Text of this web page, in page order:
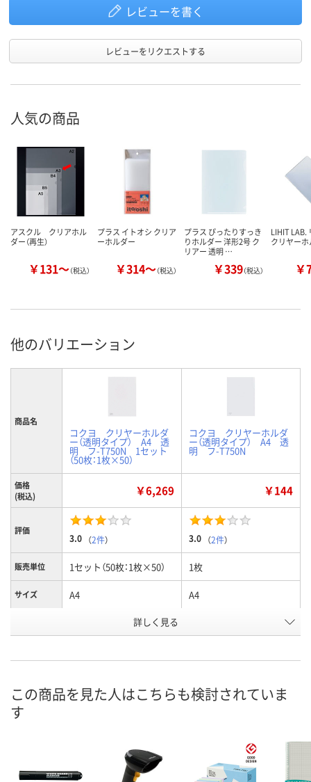
レビューを書く
レビューをリクエストする
人気の商品
アスクル クリアホル
ダー（再生）
￥131～（税込）
プラス イトオシ クリア
ーホルダー
￥314～（税込）
プラス ぴったりすっき
りホルダー 洋形2号 ク
リアー 透明 …
￥339（税込）
LIHIT LAB.
クリヤー
￥
他のバリエーション
商品名
コクヨ クリヤーホルダ
ー（透明タイプ） A4 透
明 フ-T750N 1セット
（50枚：1枚×50）
コクヨ クリヤーホルダ
ー（透明タイプ） A4 透
明 フ-T750N
価格
(税込)
￥6,269 ￥144
評価
3.0 （2件） 3.0 （2件）
販売単位 1セット（50枚：1枚×50） 1枚
サイズ A4 A4
カゴへ
詳しく見る
この商品を見た人はこちらも検討されていま
す